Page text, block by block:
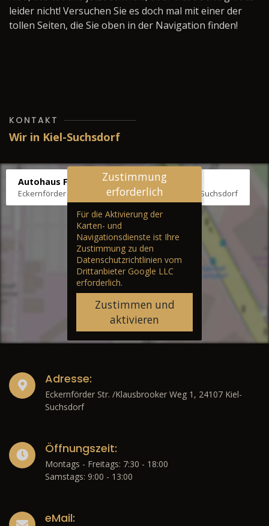
leider nicht! Versuchen Sie es doch mal mit einer der
tollen Seiten, die Sie oben in der Navigation finden!
KONTAKT
Wir in Kiel-Suchsdorf
Autohaus Fräter
Eckernförder Str. /Klausbrooker Weg 1, 24107 Kiel-Suchsdorf
Zustimmung
erforderlich
Für die Aktivierung der
Karten- und
Navigationsdienste ist Ihre
Zustimmung zu den
Datenschutzrichtlinien vom
Drittanbieter Google LLC
erforderlich.
Zustimmen und
aktivieren
Adresse:
Eckernförder Str. /Klausbrooker Weg 1, 24107 Kiel-
Suchsdorf
Öffnungszeit:
Montags - Freitags: 7:30 - 18:00
Samstags: 9:00 - 13:00
eMail: